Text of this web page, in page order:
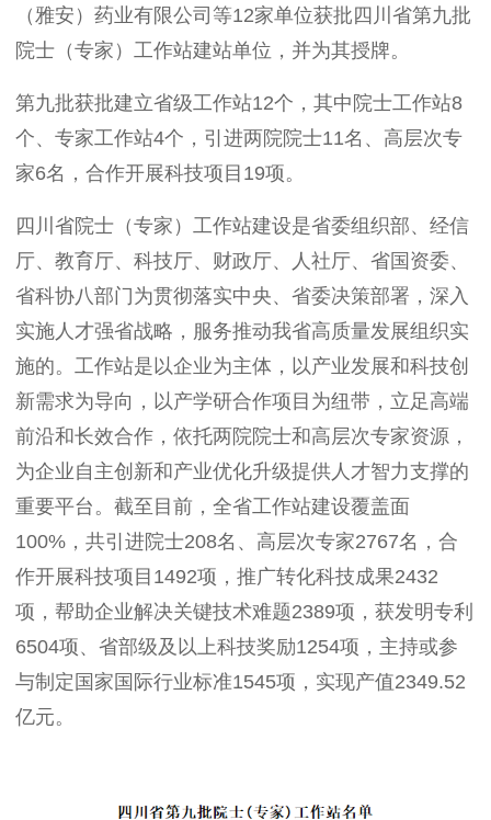
（雅安）药业有限公司等12家单位获批四川省第九批
院士（专家）工作站建站单位，并为其授牌。
第九批获批建立省级工作站12个，其中院士工作站8
个、专家工作站4个，引进两院院士11名、高层次专
家6名，合作开展科技项目 19项。
四川省院士（专家）工作站建设是省委组织部、经信
厅、教育厅、科技厅、财政厅、人社厅、省国资委、
省科协八部门为贯彻落实中央、省委决策部署，深入
实施人才强省战略，服务推动我省高质量发展组织实
施的。工作站是以企业为主体，以产业发展和科技创
新需求为导向，以产学研合作项目为纽带，立足高端
前沿和长效合作，依托两院院士和高层次专家资源，
为企业自主创新和产业优化升级提供人才智力支撑的
重要平台。截至目前，全省工作站建设覆盖面
100% ，共引进院士208名、高层次专家2767名，合
作开展科技项目 1492项，推广转化科技成果2432
项，帮助企业解决关键技术难题2389项，获发明专利
6504项、省部级及以上科技奖励1254项，主持或参
与制定国家国际行业标准1545项，实现产值2349.52
亿元。